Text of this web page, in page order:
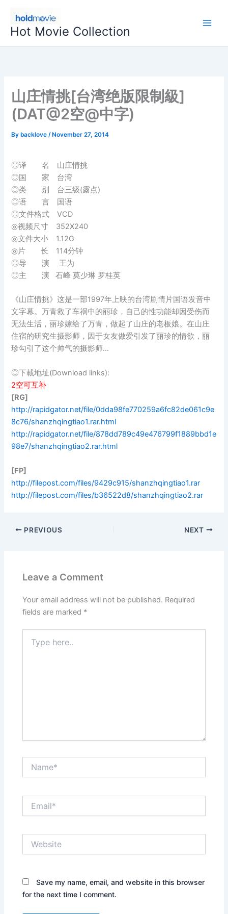
content
Hot Movie Collection
山庄情挑[台湾绝版限制級]
(DAT@2空@中字)
By backlove/ November 27, 2014
◎译 名 山庄情挑
◎国 家 台湾
◎类 别 台三级(露点)
◎语 言 国语
◎文件格式 VCD
◎视频尺寸 352X240
◎文件大小 1.12G
◎片 长 114分钟
◎导 演 王为
◎主 演 石峰 莫少琳 罗桂英
《山庄情挑》这是一部1997年上映的台湾剧情片国语发音中
文字幕。万青救了车祸中的丽珍，自己的性功能却因受伤而
无法生活，丽珍嫁给了万青，做起了山庄的老板娘。在山庄
住宿的研究生摄影师，因于女友做爱引发了丽珍的情欲，丽
珍勾引了这个帅气的摄影师…
◎下載地址(Download links):
2空可互补
[RG]
http://rapidgator.net/file/0dda98fe770259a6fc82de061c9e
8c76/shanzhqingtiao1.rar.html
http://rapidgator.net/file/878dd789c49e476799f1889bbd1e
98e7/shanzhqingtiao2.rar.html
[FP]
http://filepost.com/files/9429c915/shanzhqingtiao1.rar
http://filepost.com/files/b36522d8/shanzhqingtiao2.rar
PREVIOUS NEXT
Leave a Comment
Your email address will not be published. Required
fields are marked *
here..
Save my name, email, and website in this browser
for the next time I comment.